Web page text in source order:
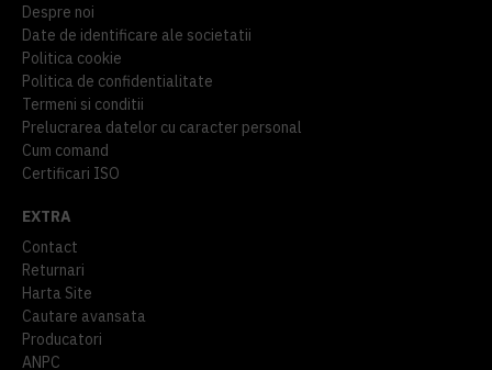
Despre noi
Date de identificare ale societatii
Politica cookie
Politica de confidentialitate
Termeni si conditii
Prelucrarea datelor cu caracter personal
Cum comand
Certificari ISO
EXTRA
Contact
Returnari
Harta Site
Cautare avansata
Producatori
ANPC